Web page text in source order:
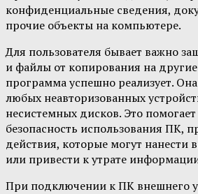
конфиденциальные сведения,
прочие объекты на компьютере.
Для пользователя бывает важно
и файлы от копирования на другие
программа успешно реализует.
любых неавторизованных
несистемных дисков. Это
безопасность использования ПК,
действия, которые могут нанести
или привести к утрате
При подключении к ПК внешнего